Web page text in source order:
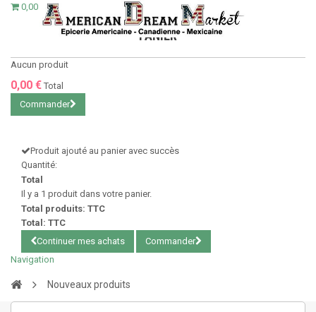
0,00 €
PANIER
Aucun produit
0,00 € Total
Commander
Produit ajouté au panier avec succès
Quantité:
Total
Il y a 1 produit dans votre panier.
Total produits: TTC
Total: TTC
Continuer mes achats
Commander
Navigation
Nouveaux produits